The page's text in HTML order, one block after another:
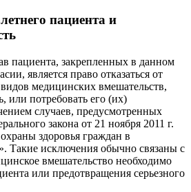
пациента и
пациента, закрепленных в данном
является право отказаться от
медицинских вмешательств,
или потребовать его (их)
случаев, предусмотренных
закона от 21 ноября 2011 г.
здоровья граждан в
Такие исключения обычно связаны с
вмешательство необходимо
или предотвращения серьезного